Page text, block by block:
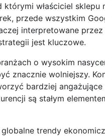
właściciel
przede wszystkim
interpretowane
jest kluczowe.
o wysokim
znacznie wolniejszy.
bardziej
są stałym
trendy